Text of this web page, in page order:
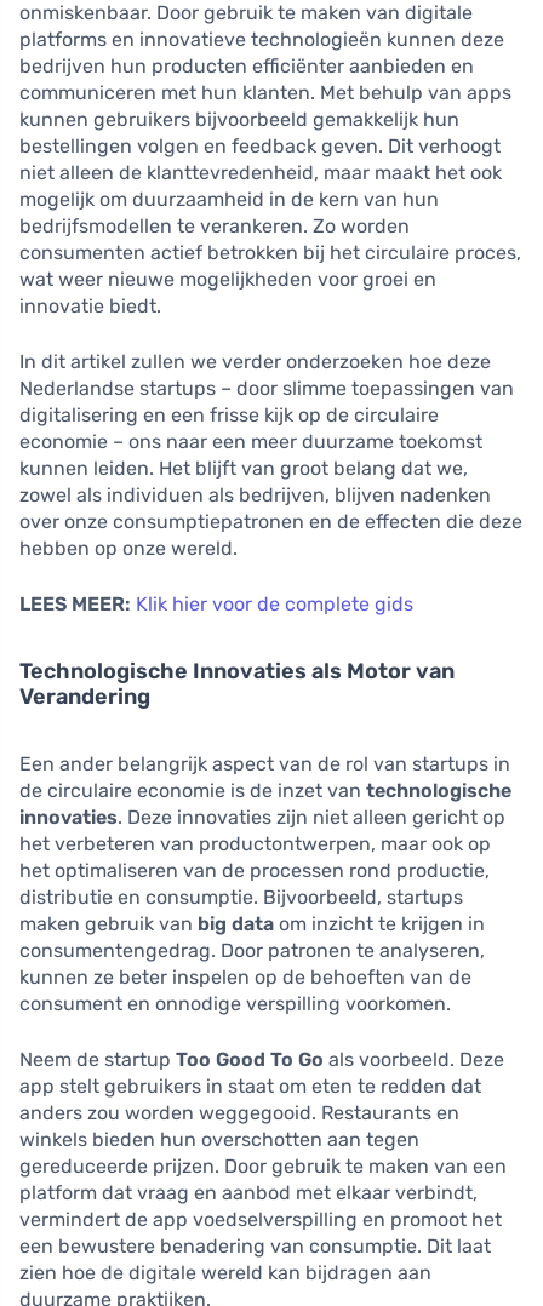
onmiskenbaar. Door gebruik te maken van digitale
platforms en innovatieve technologieën kunnen deze
bedrijven hun producten efficiënter aanbieden en
communiceren met hun klanten. Met behulp van apps
kunnen gebruikers bijvoorbeeld gemakkelijk hun
bestellingen volgen en feedback geven. Dit verhoogt
niet alleen de klanttevredenheid, maar maakt het ook
mogelijk om duurzaamheid in de kern van hun
bedrijfsmodellen te verankeren. Zo worden
consumenten actief betrokken bij het circulaire proces,
wat weer nieuwe mogelijkheden voor groei en
innovatie biedt.
In dit artikel zullen we verder onderzoeken hoe deze
Nederlandse startups – door slimme toepassingen van
digitalisering en een frisse kijk op de circulaire
economie – ons naar een meer duurzame toekomst
kunnen leiden. Het blijft van groot belang dat we,
zowel als individuen als bedrijven, blijven nadenken
over onze consumptiepatronen en de effecten die deze
hebben op onze wereld.
LEES MEER: Klik hier voor de complete gids
Technologische Innovaties als Motor van
Verandering
Een ander belangrijk aspect van de rol van startups in
de circulaire economie is de inzet van technologische
innovaties. Deze innovaties zijn niet alleen gericht op
het verbeteren van productontwerpen, maar ook op
het optimaliseren van de processen rond productie,
distributie en consumptie. Bijvoorbeeld, startups
maken gebruik van big data om inzicht te krijgen in
consumentengedrag. Door patronen te analyseren,
kunnen ze beter inspelen op de behoeften van de
consument en onnodige verspilling voorkomen.
Neem de startup Too Good To Go als voorbeeld. Deze
app stelt gebruikers in staat om eten te redden dat
anders zou worden weggegooid. Restaurants en
winkels bieden hun overschotten aan tegen
gereduceerde prijzen. Door gebruik te maken van een
platform dat vraag en aanbod met elkaar verbindt,
vermindert de app voedselverspilling en promoot het
een bewustere benadering van consumptie. Dit laat
zien hoe de digitale wereld kan bijdragen aan
duurzame praktijken.